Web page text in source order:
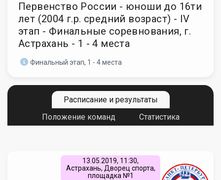
Первенство России - юноши до 16ти
лет (2004 г.р. средний возраст) - IV
этап - Финальные соревнования, г.
Астрахань - 1 - 4 места
Финальный этап, 1 - 4 места
Расписание и результаты
Положение команд
Статистика
13.05.2019, 11:30,
Астрахань, Дворец спорта,
площадка №1